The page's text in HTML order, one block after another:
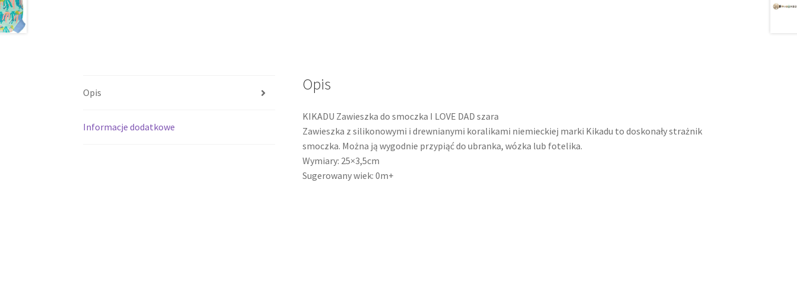
Opis
Informacje dodatkowe
Opis
KIKADU Zawieszka do smoczka I LOVE DAD szara
Zawieszka z silikonowymi i drewnianymi koralikami niemieckiej marki Kikadu to doskonały strażnik
smoczka. Można ją wygodnie przypiąć do ubranka, wózka lub fotelika.
Wymiary: 25×3,5cm
Sugerowany wiek: 0m+